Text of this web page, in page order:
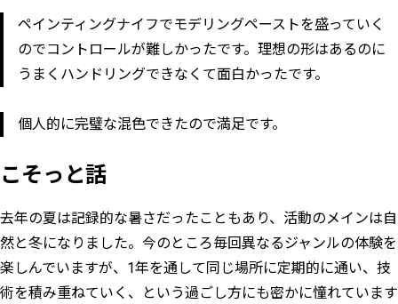
ペインティングナイフでモデリングペーストを盛っていく
のでコントロールが難しかったです。理想の形はあるのに
うまくハンドリングできなくて面白かったです。
個人的に完璧な混色できたので満足です。
こそっと話
去年の夏は記録的な暑さだったこともあり、活動のメインは自
然と冬になりました。今のところ毎回異なるジャンルの体験を
楽しんでいますが、1年を通して同じ場所に定期的に通い、技
術を積み重ねていく、という過ごし方にも密かに憧れています